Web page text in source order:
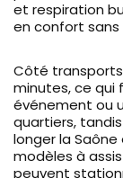
et respiration
en confort sans
Côté
minutes, ce qui
événement ou
quartiers,
longer la
modèles à
peuvent